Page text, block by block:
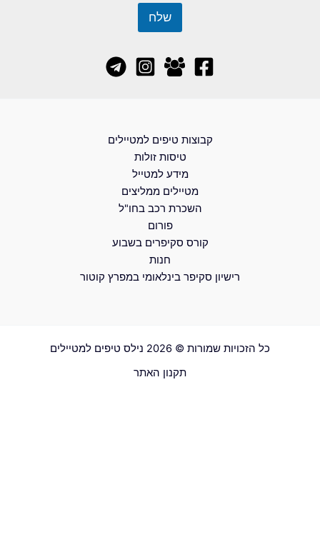
קבוצות טיפים למטיילים
טיסות זולות
מידע למטייל
מטיילים ממליצים
השכרת רכב בחו"ל
קורס סקיפרים בשבוע
רישיון סקיפר בינלאומי במפרץ קוטור
כל הזכויות שמורות © 2026 נילס טיפים למטיילים
תקנון האתר